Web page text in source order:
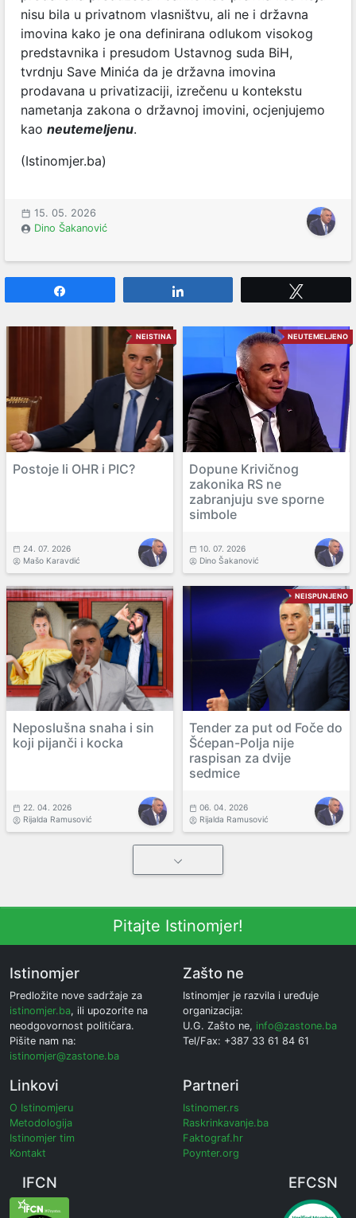
nisu bila u privatnom vlasništvu, ali ne i državna
imovina kako je ona definirana odlukom visokog
predstavnika i presudom Ustavnog suda BiH,
tvrdnju Save Minića da je državna imovina
prodavana u privatizaciji, izrečenu u kontekstu
nametanja zakona o državnoj imovini, ocjenjujemo
kao neutemeljenu.
(Istinomjer.ba)
15. 05. 2026
Dino Šakanović
NEISTINA
Postoje li OHR i PIC?
24. 07. 2026
Mašo Karavdić
NEUTEMELJENO
Dopune Krivičnog
zakonika RS ne
zabranjuju sve sporne
simbole
10. 07. 2026
Dino Šakanović
Neposlušna snaha i sin
koji pijanči i kocka
22. 04. 2026
Rijalda Ramusović
NEISPUNJENO
Tender za put od Foče do
Šćepan-Polja nije
raspisan za dvije
sedmice
06. 04. 2026
Rijalda Ramusović
Pitajte Istinomjer!
Istinomjer
Predložite nove sadržaje za
istinomjer.ba, ili upozorite na
neodgovornost političara.
Pišite nam na:
istinomjer@zastone.ba
Zašto ne
Istinomjer je razvila i uređuje
organizacija:
U.G. Zašto ne, info@zastone.ba
Tel/Fax: +387 33 61 84 61
Linkovi
O Istinomjeru
Metodologija
Istinomjer tim
Kontakt
Partneri
Istinomer.rs
Raskrinkavanje.ba
Faktograf.hr
Poynter.org
IFCN EFCSN